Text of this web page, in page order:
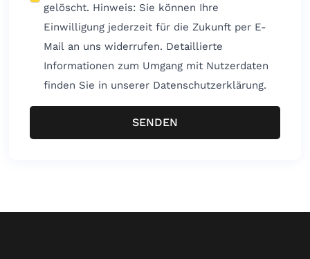
gelöscht. Hinweis: Sie können Ihre
Einwilligung jederzeit für die Zukunft per E-
Mail an uns widerrufen. Detaillierte
Informationen zum Umgang mit Nutzerdaten
finden Sie in unserer Datenschutzerklärung.
SENDEN